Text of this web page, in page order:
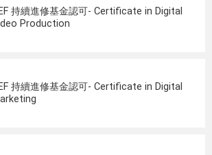
持續進修基金認可- Certificate in Digital
Production
持續進修基金認可- Certificate in Digital